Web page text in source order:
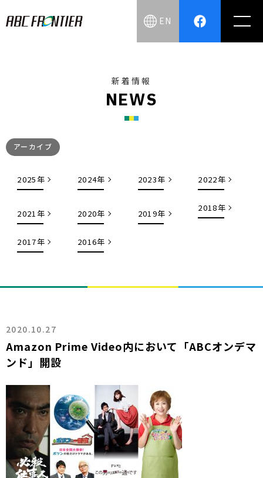
EN
新着情報
NEWS
アーカイブ
2025年 2024年 2023年 2022年
2021年 2020年 2019年
2018年
2017年 2016年
2020.10.27
Amazon Prime Video内において「ABCオンデマ
ンド」開設